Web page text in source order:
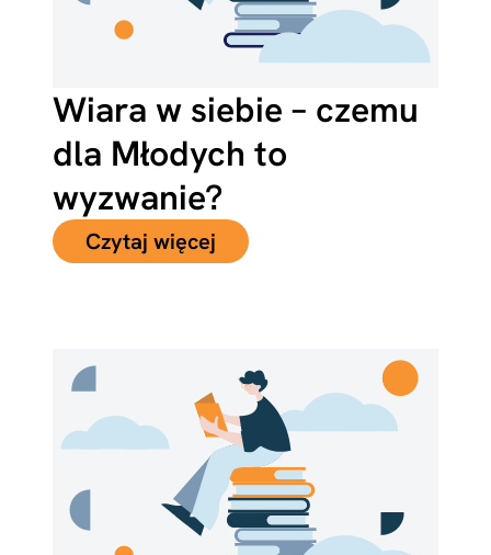
Wiara w siebie – czemu
dla Młodych to
wyzwanie?
Czytaj więcej